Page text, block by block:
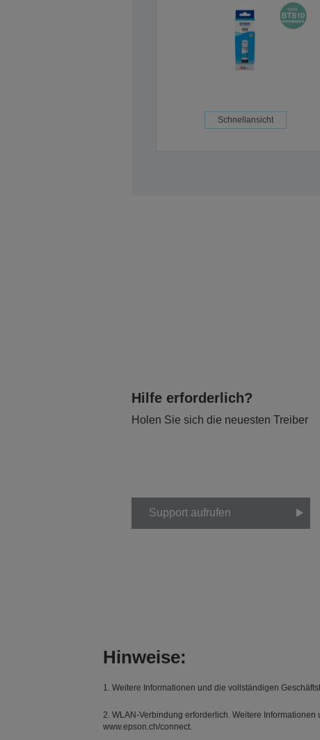
Schnellansicht
Hilfe erforderlich?
Holen Sie sich die neuesten Treiber
Support aufrufen
Hinweise:
1. Weitere Informationen und die vollständigen
2. WLAN-Verbindung erforderlich. Weitere
www.epson.ch/connect.